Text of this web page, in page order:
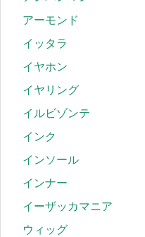
アーモンド
イッタラ
イヤホン
イヤリング
イルビゾンテ
インク
インソール
インナー
イーザッカマニア
ウィッグ